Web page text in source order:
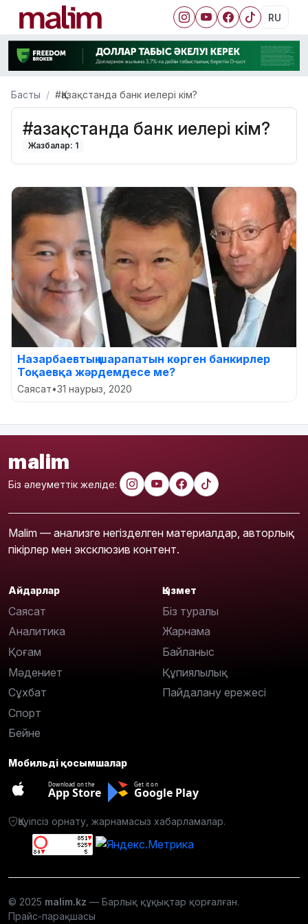
RU
Басты #Қазақстанда банк иелері кім?
#Қазақстанда банк иелері кім?
Жазбалар: 1
Назарбаевтың шарапатын көрген банкирлер
Тоқаевқа жәрдемдесе ме?
Саясат•31 наурыз, 2020
malim
Біз әлеуметтік желіде:
Malim — анализге негізделген материалдар, авторлық
пікірлер мен эксклюзив контент.
Айдарлар
Саясат
Аналитика
Қоғам
Мәдениет
Сұхбат
Спорт
Бейне
Қызмет
Біз туралы
Жарнама
Байланыс
Құпиялылық
Пайдалану ережесі
Мобильді қосымшалар
Download on the
App Store
Get it on
Google Play
Қауіпсіз орнату, жарнамасыз хабарламалар.
© 2025 malim.kz — Барлық құқықтар қорғалған.
Прайс-парақшасы